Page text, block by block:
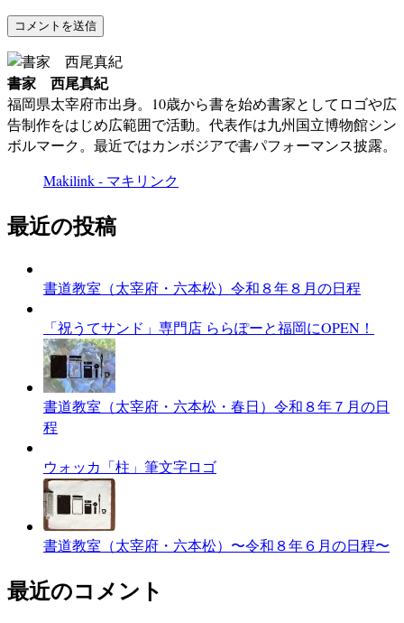
書家 西尾真紀
福岡県太宰府市出身。10歳から書を始め書家としてロゴや広
告制作をはじめ広範囲で活動。代表作は九州国立博物館シン
ボルマーク。最近ではカンボジアで書パフォーマンス披露。
Makilink - マキリンク
最近の投稿
書道教室（太宰府・六本松）令和８年８月の日程
「祝うてサンド」専門店 ららぽーと福岡にOPEN！
書道教室（太宰府・六本松・春日）令和８年７月の日
程
ウォッカ「柱」筆文字ロゴ
書道教室（太宰府・六本松）〜令和８年６月の日程〜
最近のコメント